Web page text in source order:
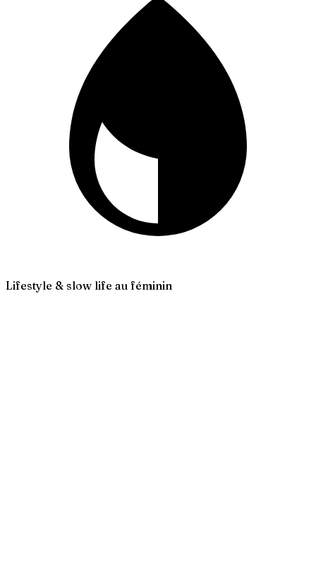
Lifestyle & slow life au féminin